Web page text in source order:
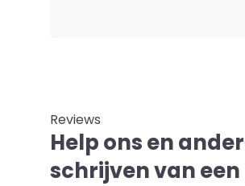
Reviews
Help ons en
schrijven van